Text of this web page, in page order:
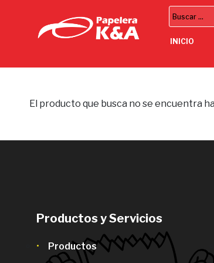
INICIO
El producto que busca no se encuentra
Productos y Servicios
Productos